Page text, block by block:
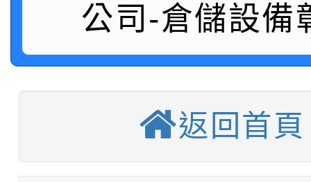
積層架販售(平台式料
中型料架販售
堆高機販售(全新/中古)
重型架販售可客製化
重型架租賃服務
公司-倉儲設備
返回首頁